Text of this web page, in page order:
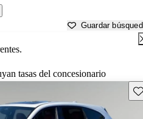
Guardar
tasas del concesionario